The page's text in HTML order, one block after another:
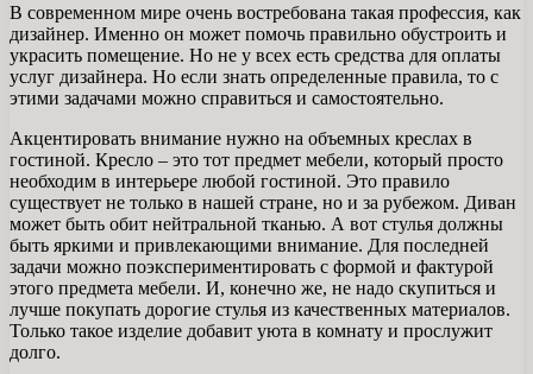
В современном мире очень востребована такая профессия, как
дизайнер. Именно он может помочь правильно обустроить и
украсить помещение. Но не у всех есть средства для оплаты
услуг дизайнера. Но если знать определенные правила, то с
этими задачами можно справиться и самостоятельно.
Акцентировать внимание нужно на объемных креслах в
гостиной. Кресло – это тот предмет мебели, который просто
необходим в интерьере любой гостиной. Это правило
существует не только в нашей стране, но и за рубежом. Диван
может быть обит нейтральной тканью. А вот стулья должны
быть яркими и привлекающими внимание. Для последней
задачи можно поэкспериментировать с формой и фактурой
этого предмета мебели. И, конечно же, не надо скупиться и
лучше покупать дорогие стулья из качественных материалов.
Только такое изделие добавит уюта в комнату и прослужит
долго.